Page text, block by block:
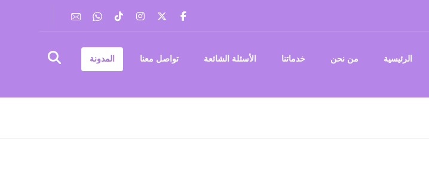
الرئيسية من نحن خدماتنا الأسئلة الشائعة تواصل معنا المدونة